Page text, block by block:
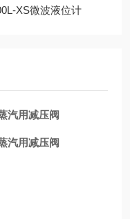
XS微波液位计
汽用减压阀
汽用减压阀